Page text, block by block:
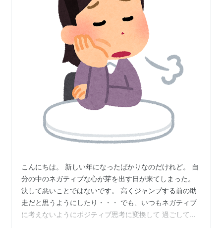
こんにちは。 新しい年になったばかりなのだけれど。 自
分の中のネガティブな心が芽を出す日が来てしまった。
決して悪いことではないです。 高くジャンプする前の助
走だと思うようにしたり・・・ でも、いつもネガティブ
に考えないようにポジティブ思考に変換して 過ごしてい